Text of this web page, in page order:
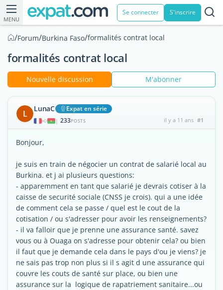
MENU
Se connecter S'inscrire
/Forum/Burkina Faso/formalités contrat local
formalités contrat local
Nouvelle discussion M'abonner
L LunaC Expat en série
| 233POSTS il y a 11 ans #1
Bonjour,
je suis en train de négocier un contrat de salarié local au
Burkina. et j ai plusieurs questions:
- apparemment en tant que salarié je devrais cotiser à la
caisse de securité sociale (CNSS je crois). qui a une idée
de comment cela se passe / quel est le cout de la
cotisation / ou s'adresser pour avoir les renseignements?
- il va falloir que je prenne une assurance santé. savez
vous ou à Ouaga on s'adresse pour obtenir cela? ou bien
il faut que je demande cela dans le pays d'ou je viens? je
ne sais pas trop non plus si il s agit d une assurance qui
couvre les couts de santé sur place, ou bien une
assurance sur la logique de rapatriement sanitaire...ou